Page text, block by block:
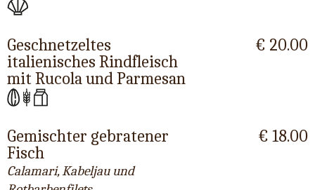
Geschnetzeltes
italienisches Rindfleisch
mit Rucola und Parmesan
€ 20.00
Gemischter gebratener
Fisch
Calamari, Kabeljau und
€ 18.00